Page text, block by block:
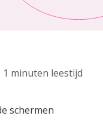
1 minuten leestijd
schermen